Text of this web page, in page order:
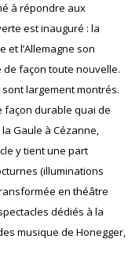
à répondre aux
est inauguré : la
et l’Allemagne son
façon toute nouvelle.
largement montrés.
façon durable quai de
Gaule à Cézanne,
y tient une part
(illuminations
en théâtre
dédiés à la
musique de Honegger,